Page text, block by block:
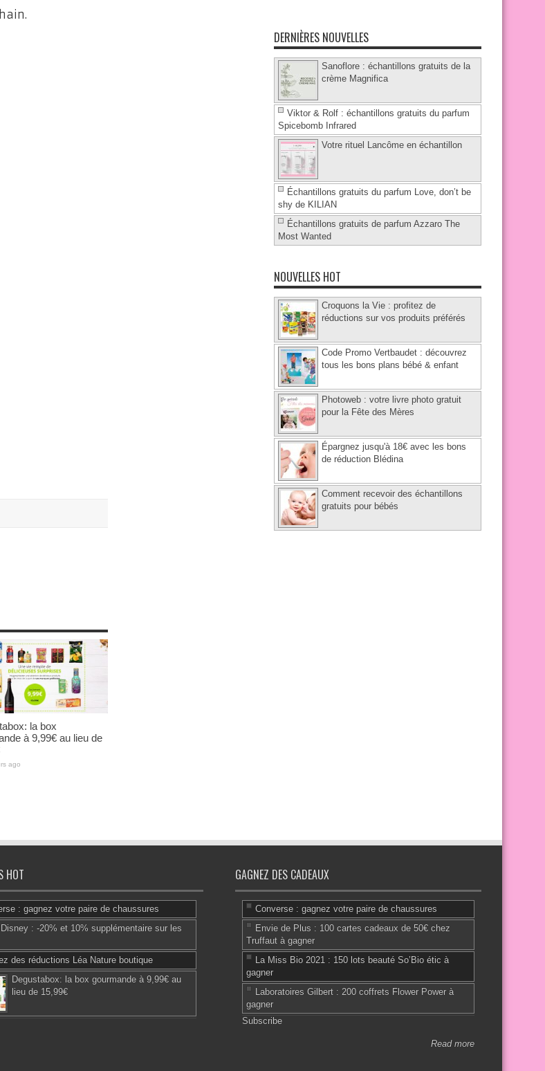
la box
à 9,99€ au lieu de
ago
DERNIÈRES NOUVELLES
Sanoflore : échantillons gratuits de la
crème Magnifica
Viktor & Rolf : échantillons gratuits du parfum
Spicebomb Infrared
Votre rituel Lancôme en échantillon
Échantillons gratuits du parfum Love, don’t be
shy de KILIAN
Échantillons gratuits de parfum Azzaro The
Most Wanted
NOUVELLES HOT
Croquons la Vie : profitez de
réductions sur vos produits préférés
Code Promo Vertbaudet : découvrez
tous les bons plans bébé & enfant
Photoweb : votre livre photo gratuit
pour la Fête des Mères
Épargnez jusqu'à 18€ avec les bons
de réduction Blédina
Comment recevoir des échantillons
gratuits pour bébés
HOT
: gagnez votre paire de chaussures
: -20% et 10% supplémentaire sur les
des réductions Léa Nature boutique
Degustabox: la box gourmande à 9,99€ au
lieu de 15,99€
GAGNEZ DES CADEAUX
Converse : gagnez votre paire de chaussures
Envie de Plus : 100 cartes cadeaux de 50€ chez
Truffaut à gagner
La Miss Bio 2021 : 150 lots beauté So’Bio étic à
gagner
Laboratoires Gilbert : 200 coffrets Flower Power à
gagner
Subscribe
Read more